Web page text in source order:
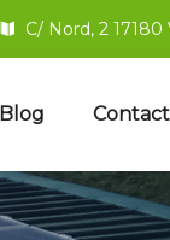
C/ Nord, 2 17180
Blog